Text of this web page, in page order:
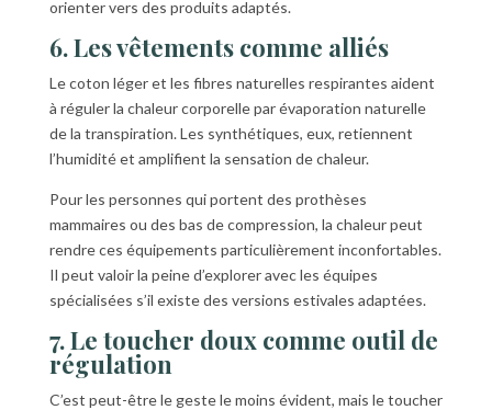
orienter vers des produits adaptés.
6. Les vêtements comme alliés
Le coton léger et les fibres naturelles respirantes aident
à réguler la chaleur corporelle par évaporation naturelle
de la transpiration. Les synthétiques, eux, retiennent
l’humidité et amplifient la sensation de chaleur.
Pour les personnes qui portent des prothèses
mammaires ou des bas de compression, la chaleur peut
rendre ces équipements particulièrement inconfortables.
Il peut valoir la peine d’explorer avec les équipes
spécialisées s’il existe des versions estivales adaptées.
7. Le toucher doux comme outil de
régulation
C’est peut-être le geste le moins évident, mais le toucher